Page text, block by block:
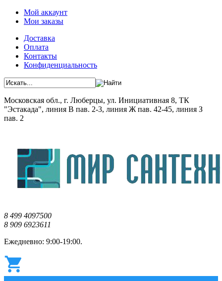
Мой аккаунт
Мои заказы
Доставка
Оплата
Контакты
Конфиденциальность
Московская обл., г. Люберцы, ул. Инициативная 8, ТК
"Эстакада", линия В пав. 2-3, линия Ж пав. 42-45, линия З
пав. 2
8 499 4097500
8 909 6923611
Ежедневно: 9:00-19:00.